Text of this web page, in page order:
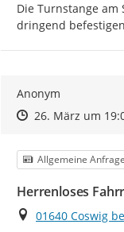
Die Turnstange am
dringend befestigen
Anonym
Zeitpunkt des
Zeitpunkt des
26. März um
Kategorie
Allgemeine
Herrenloses
Ort
01640 Coswig